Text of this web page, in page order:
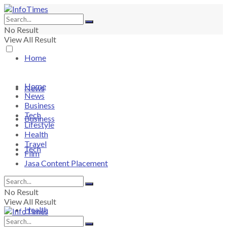
No Result
View All Result
Home
News
Business
Tech
Lifestyle
Health
Home
News
Business
Tech
Lifestyle
Health
Travel
Film
Jasa Content Placement
No Result
View All Result